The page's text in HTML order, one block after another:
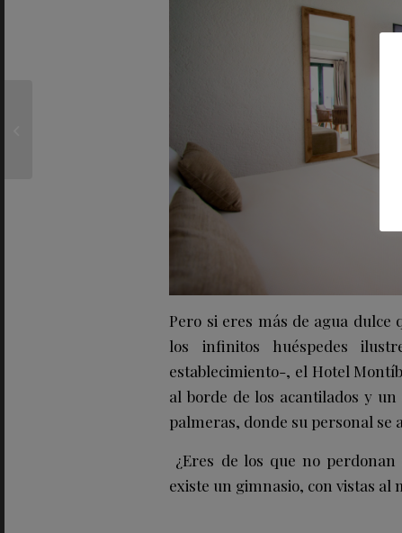
Pero si eres más de agua dulce
los infinitos huéspedes
establecimiento-, el Hotel
al borde de los acantilados y
palmeras, donde su personal
¿Eres de los que no
existe un gimnasio, con vistas al